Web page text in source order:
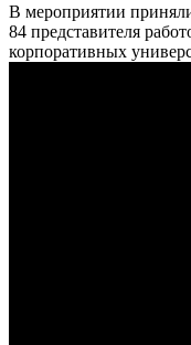
В мероприятии
84 представителя
корпоративных